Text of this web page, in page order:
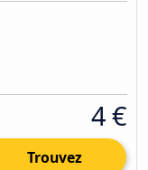
4 €
Trouvez